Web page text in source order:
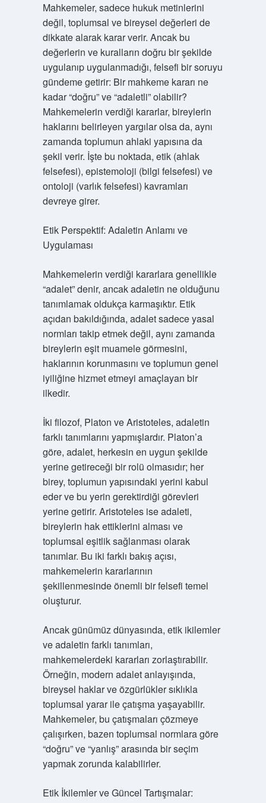
Mahkemeler, sadece hukuk metinlerini
değil, toplumsal ve bireysel değerleri de
dikkate alarak karar verir. Ancak bu
değerlerin ve kuralların doğru bir şekilde
uygulanıp uygulanmadığı, felsefi bir soruyu
gündeme getirir: Bir mahkeme kararı ne
kadar “doğru” ve “adaletli” olabilir?
Mahkemelerin verdiği kararlar, bireylerin
haklarını belirleyen yargılar olsa da, aynı
zamanda toplumun ahlaki yapısına da
şekil verir. İşte bu noktada, etik (ahlak
felsefesi), epistemoloji (bilgi felsefesi) ve
ontoloji (varlık felsefesi) kavramları
devreye girer.
Etik Perspektif: Adaletin Anlamı ve
Uygulaması
Mahkemelerin verdiği kararlara genellikle
“adalet” denir, ancak adaletin ne olduğunu
tanımlamak oldukça karmaşıktır. Etik
açıdan bakıldığında, adalet sadece yasal
normları takip etmek değil, aynı zamanda
bireylerin eşit muamele görmesini,
haklarının korunmasını ve toplumun genel
iyiliğine hizmet etmeyi amaçlayan bir
ilkedir.
İki filozof, Platon ve Aristoteles, adaletin
farklı tanımlarını yapmışlardır. Platon’a
göre, adalet, herkesin en uygun şekilde
yerine getireceği bir rolü olmasıdır; her
birey, toplumun yapısındaki yerini kabul
eder ve bu yerin gerektirdiği görevleri
yerine getirir. Aristoteles ise adaleti,
bireylerin hak ettiklerini alması ve
toplumsal eşitlik sağlanması olarak
tanımlar. Bu iki farklı bakış açısı,
mahkemelerin kararlarının
şekillenmesinde önemli bir felsefi temel
oluşturur.
Ancak günümüz dünyasında, etik ikilemler
ve adaletin farklı tanımları,
mahkemelerdeki kararları zorlaştırabilir.
Örneğin, modern adalet anlayışında,
bireysel haklar ve özgürlükler sıklıkla
toplumsal yarar ile çatışma yaşayabilir.
Mahkemeler, bu çatışmaları çözmeye
çalışırken, bazen toplumsal normlara göre
“doğru” ve “yanlış” arasında bir seçim
yapmak zorunda kalabilirler.
Etik İkilemler ve Güncel Tartışmalar: